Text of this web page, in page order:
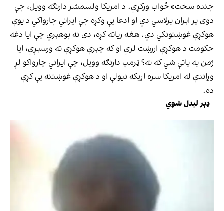
چنده سخت» ځواب ورکړي. د امریکا ولسمشر دارنګه وویل، چې
دوی پر اېران برلاسي دي او ادعا یې وکړه چې ایراني چارواکي د یوې
هوکړې غوښتونکي دي. هغه زیاته کړه، دی نه پوهېږي چې ایا دغه
حکومت د هوکړې ارزښت لري او که چېرې هوکړې ته ورسېږي، ایا
ژمن به پاتې شي که نه؟ ټرمپ دارنګه وویل، چې ایراني چارواکو لږ
وړاندې له امریکا سره اړیکه نیولې او د هوکړې غوښتنه یې کړې
ده.
ډېر لیدل شوي